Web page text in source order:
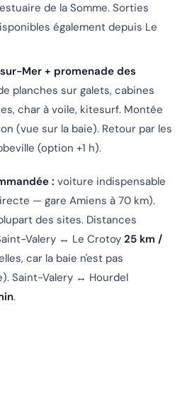
de la Somme. Sorties
également depuis Le
Mer + promenade des
planches sur galets, cabines
char à voile, kitesurf. Montée
(vue sur la baie). Retour par les
(option +1 h).
: voiture indispensable
— gare Amiens à 70 km).
des sites. Distances
Valery ↔ Le Crotoy 25 km /
car la baie n'est pas
Saint-Valery ↔ Hourdel
.